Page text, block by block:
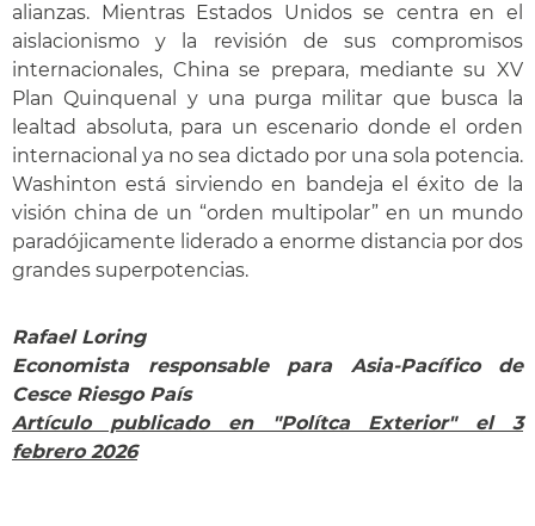
alianzas. Mientras Estados Unidos se centra en el
aislacionismo y la revisión de sus compromisos
internacionales, China se prepara, mediante su XV
Plan Quinquenal y una purga militar que busca la
lealtad absoluta, para un escenario donde el orden
internacional ya no sea dictado por una sola potencia.
Washinton está sirviendo en bandeja el éxito de la
visión china de un “orden multipolar” en un mundo
paradójicamente liderado a enorme distancia por dos
grandes superpotencias.
Rafael Loring
Economista responsable para Asia-Pacífico de
Cesce Riesgo País
Artículo publicado en "Polítca Exterior" el 3
febrero 2026